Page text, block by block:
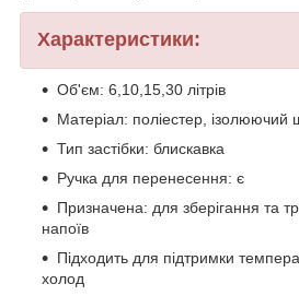
Характеристики:
Об'єм: 6,10,15,30 літрів
Матеріал: поліестер, ізолюючий
Тип застібки: блискавка
Ручка для перенесення: є
Призначена: для зберігання та
напоїв
Підходить для підтримки
холод